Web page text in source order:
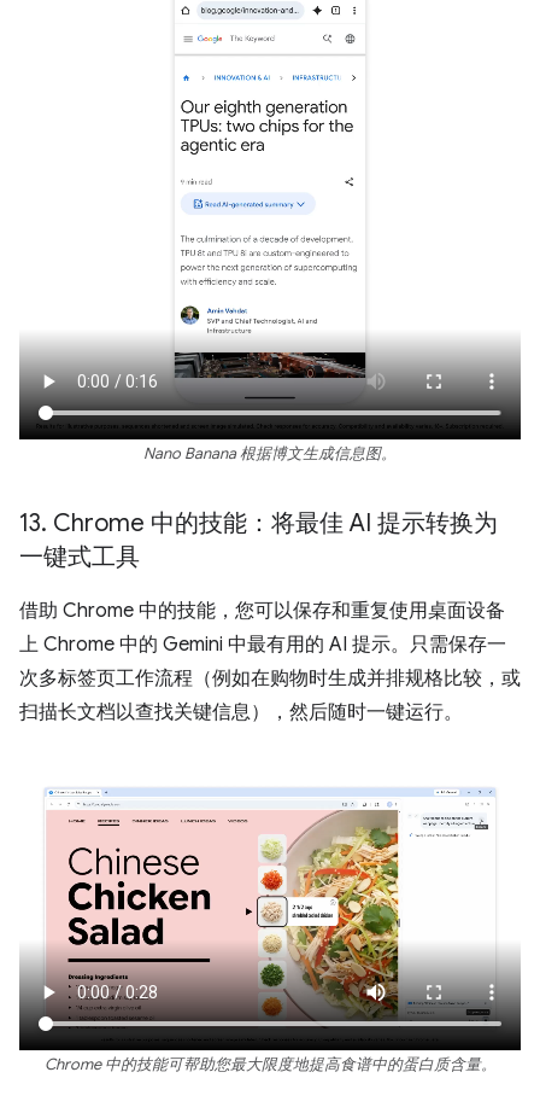
Nano Banana 根据博文生成信息图。
13. Chrome 中的技能：将最佳 AI 提示转换为
一键式工具
借助 Chrome 中的技能，您可以保存和重复使用桌面设备
上 Chrome 中的 Gemini 中最有用的 AI 提示。只需保存一
次多标签页工作流程（例如在购物时生成并排规格比较，或
扫描长文档以查找关键信息），然后随时一键运行。
Chrome 中的技能可帮助您最大限度地提高食谱中的蛋白质含量。